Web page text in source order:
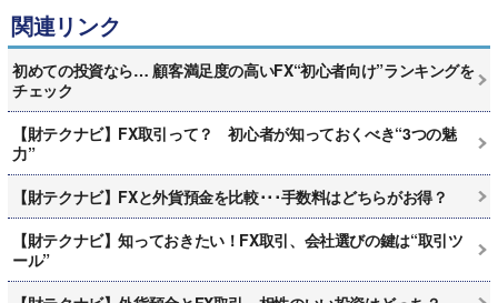
関連リンク
初めての投資なら… 顧客満足度の高いFX“初心者向け”ランキングを
チェック
【財テクナビ】FX取引って？ 初心者が知っておくべき“3つの魅
力”
【財テクナビ】FXと外貨預金を比較･･･手数料はどちらがお得？
【財テクナビ】知っておきたい！FX取引、会社選びの鍵は“取引ツ
ール”